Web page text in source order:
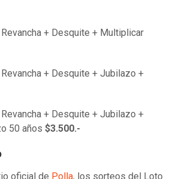
+ Desquite + Multiplicar
+ Desquite + Jubilazo +
+ Desquite + Jubilazo +
50 años $3.500.-
oficial de Polla, los sorteos del Loto